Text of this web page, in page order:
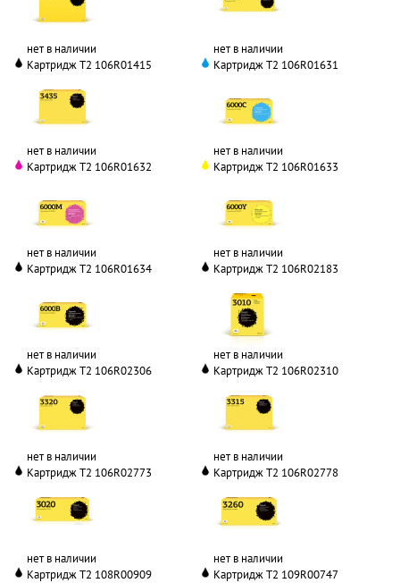
нет в наличии
нет в наличии
Картридж T2 106R01415
нет в наличии
Картридж T2 106R01631
нет в наличии
Картридж T2 106R01632
нет в наличии
Картридж T2 106R01633
нет в наличии
Картридж T2 106R01634
нет в наличии
Картридж T2 106R02183
нет в наличии
Картридж T2 106R02306
нет в наличии
Картридж T2 106R02310
нет в наличии
Картридж T2 106R02773
нет в наличии
Картридж T2 106R02778
нет в наличии
Картридж T2 108R00909
Картридж T2 109R00747